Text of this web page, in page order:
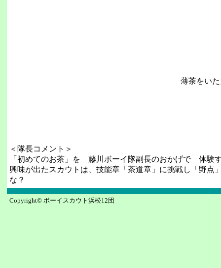
薄茶をい
＜隊長コメント＞
「初めてのお茶」を 藤川ボーイ隊副長のおかげで 体験
興味が出たスカウトは、技能章「茶道章」に挑戦し「野点
な？
Copyright© ボーイスカウト浜松12団